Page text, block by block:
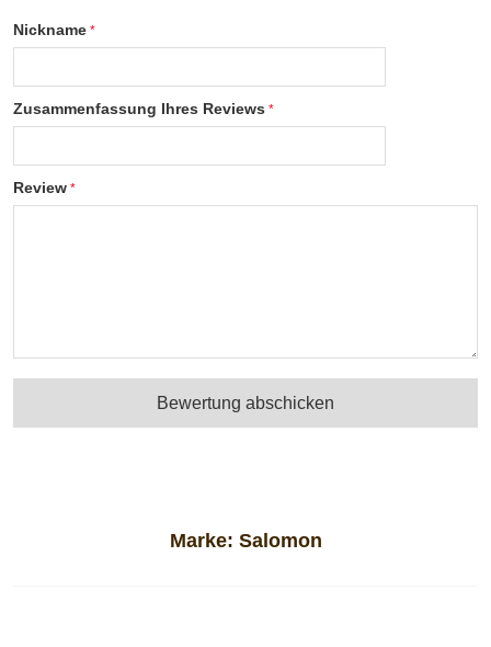
Marke: Salomon
Nickname
Zusammenfassung Ihres Reviews
Review
Bewertung abschicken